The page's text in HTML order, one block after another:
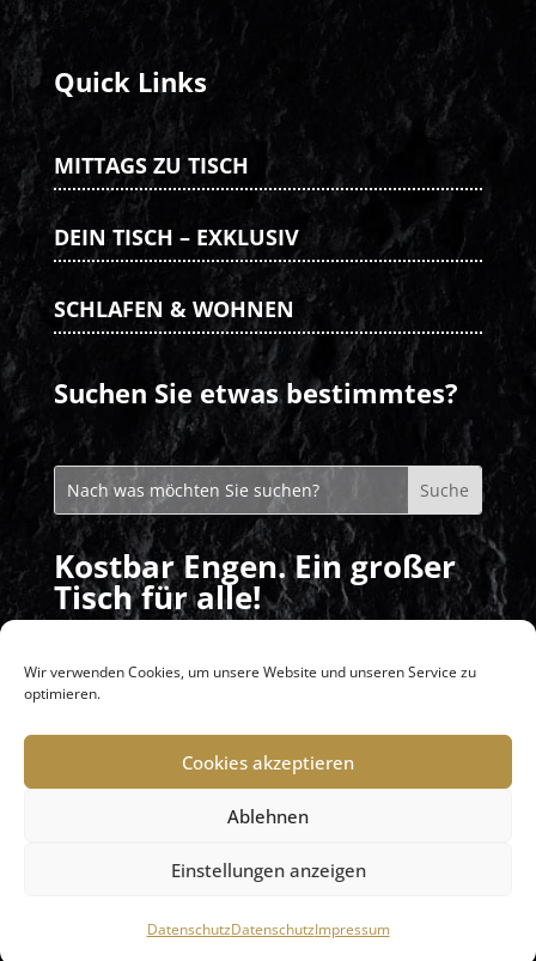
Wir verwenden Cookies, um unsere Website und unseren Service zu
optimieren.
Cookies akzeptieren
Ablehnen
Einstellungen anzeigen
DatenschutzDatenschutzImpressum
Quick Links
MITTAGS ZU TISCH
DEIN TISCH – EXKLUSIV
SCHLAFEN & WOHNEN
Suchen Sie etwas bestimmtes?
Kostbar Engen. Ein großer
Tisch für alle!
11:30 – 14:00 Uhr
Abends: nach Vereinbarung / Buchung